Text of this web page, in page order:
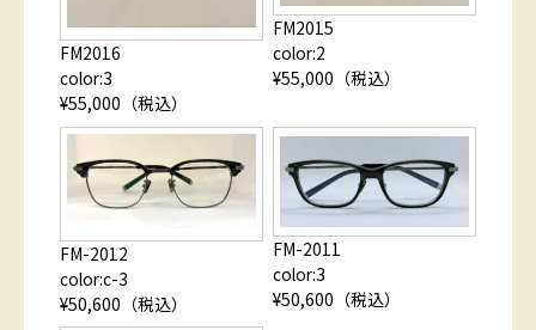
FM2016
color:3
¥55,000（税込）
FM2015
color:2
¥55,000（税込）
FM-2012
color:c-3
¥50,600（税込）
FM-2011
color:3
¥50,600（税込）